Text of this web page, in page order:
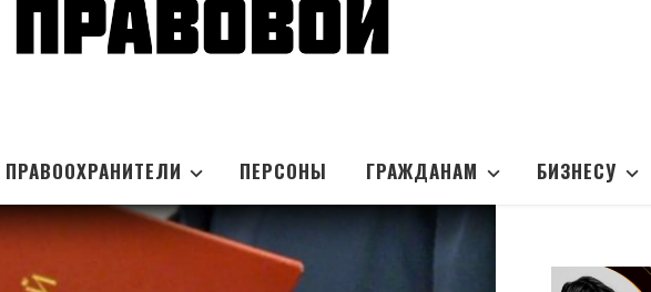
ПРАВООХРАНИТЕЛИ ПЕРСОНЫ ГРАЖДАНАМ БИЗНЕСУ